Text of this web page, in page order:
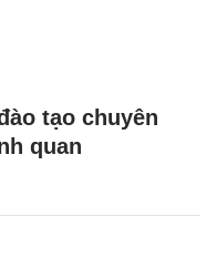
tạo chuyên
quan